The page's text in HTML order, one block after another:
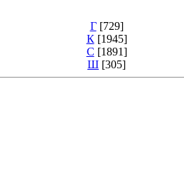
Г [729]
К [1945]
С [1891]
Ш [305]